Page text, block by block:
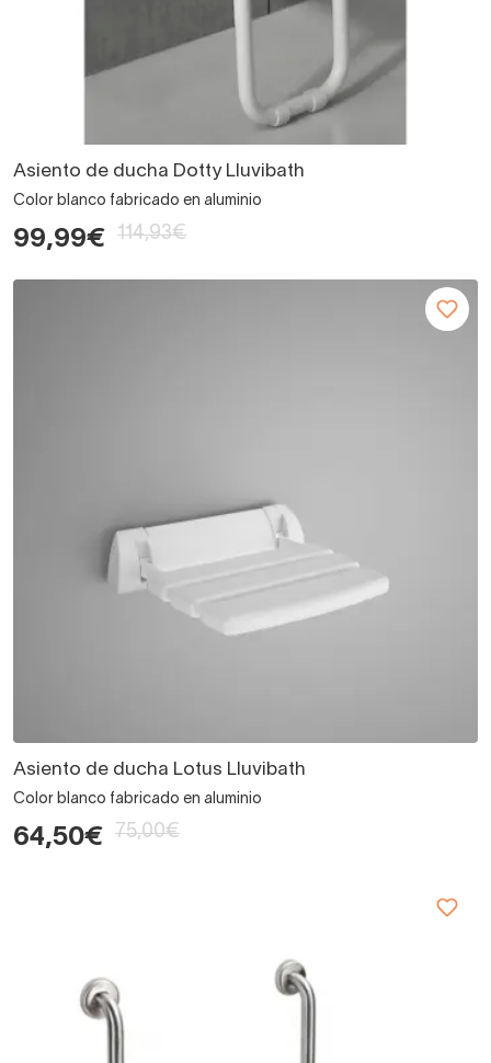
Asiento de ducha Dotty Lluvibath
Color blanco fabricado en aluminio
99,99€ 114,93€
Asiento de ducha Lotus Lluvibath
Color blanco fabricado en aluminio
64,50€ 75,00€